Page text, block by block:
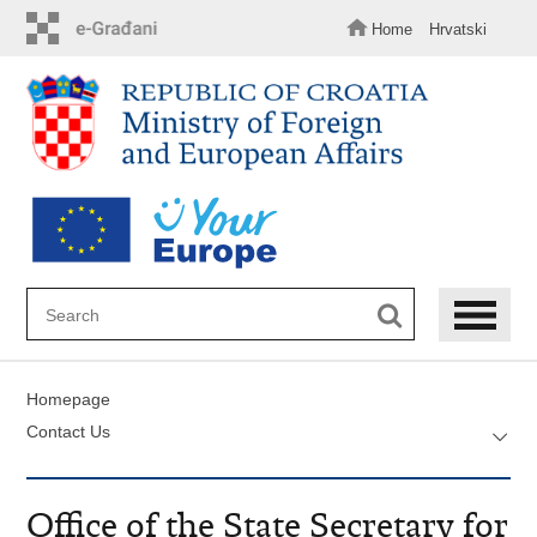
content
Home Hrvatski
Homepage
Contact Us
Office of the State Secretary for